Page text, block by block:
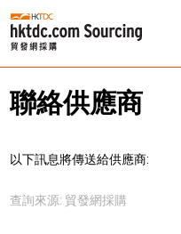
聯絡供應商
以下訊息將傳送給供應商:
查詢來源: 貿發網採購